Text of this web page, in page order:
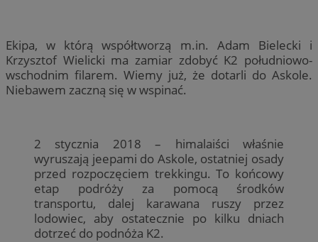
Ekipa, w którą współtworzą m.in. Adam Bielecki i
Krzysztof Wielicki ma zamiar zdobyć K2 południowo-
wschodnim filarem. Wiemy już, że dotarli do Askole.
Niebawem zaczną się w wspinać.
2 stycznia 2018 – himalaiści właśnie
wyruszają jeepami do Askole, ostatniej osady
przed rozpoczęciem trekkingu. To końcowy
etap podróży za pomocą środków
transportu, dalej karawana ruszy przez
lodowiec, aby ostatecznie po kilku dniach
dotrzeć do podnóża K2.